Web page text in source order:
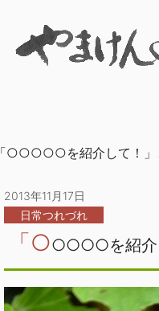
「○○○○○を紹介して！」
2013年11月17日
日常つれづれ
「○○○○○を紹介